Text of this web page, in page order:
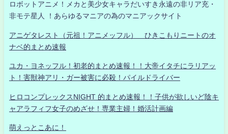
ロボットアニメ！メカと美少女キャラだいすき永遠の非リア充・
非モテ星人 ！あらゆるマニアの為のマニアックサイト
アニゲタレスト（元祖！アニメッフル） ひきこもりニートのオ
ナベ的まとめ速報
ユカ・ヨネッフル！初老的まとめ速報！！大帝イタチにラリアッ
ト！害獣神アリ・ガー被害に必殺！パイルドライバー
ヒロコンプレックスNIGHT 的まとめ速報！！子供が欲しいど陰キ
ャアラフィフ女子のめざせ！専業主婦！婚活計画編
萌えっとこあに！